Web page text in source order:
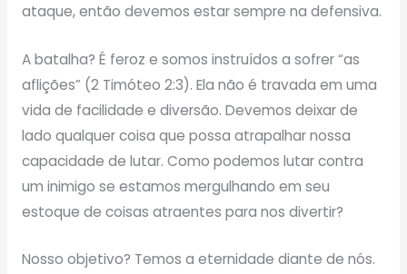
ataque, então devemos estar sempre na defensiva.
A batalha? É feroz e somos instruídos a sofrer “as
aflições” (2 Timóteo 2:3). Ela não é travada em uma
vida de facilidade e diversão. Devemos deixar de
lado qualquer coisa que possa atrapalhar nossa
capacidade de lutar. Como podemos lutar contra
um inimigo se estamos mergulhando em seu
estoque de coisas atraentes para nos divertir?
Nosso objetivo? Temos a eternidade diante de nós.